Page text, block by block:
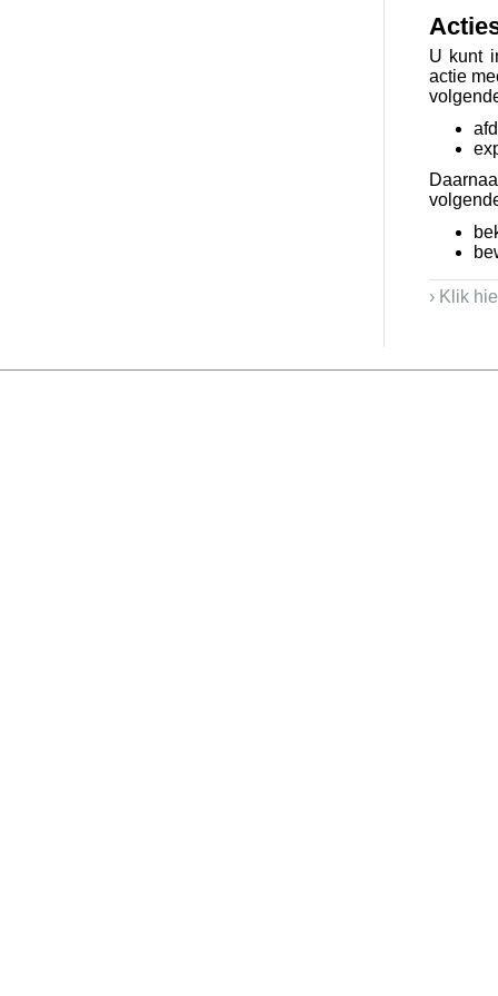
U kunt
actie
› Klik